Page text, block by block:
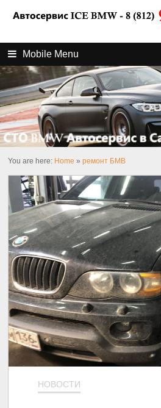
Mobile Menu
You are here: Home »ремонт БМВ
НОВОСТИ